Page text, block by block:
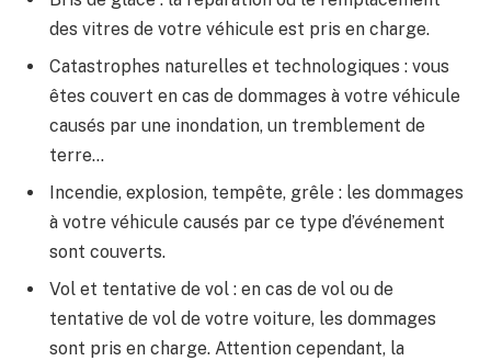
des vitres de votre véhicule est pris en charge.
Catastrophes naturelles et technologiques : vous
êtes couvert en cas de dommages à votre véhicule
causés par une inondation, un tremblement de
terre…
Incendie, explosion, tempête, grêle : les dommages
à votre véhicule causés par ce type d’événement
sont couverts.
Vol et tentative de vol : en cas de vol ou de
tentative de vol de votre voiture, les dommages
sont pris en charge. Attention cependant, la